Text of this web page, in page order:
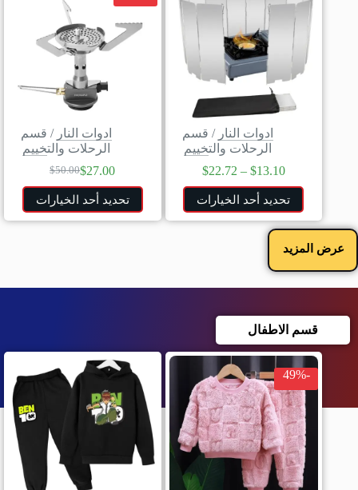
ادوات النار / قسم
الرحلات والتخييم
$13.10
–
$22.72
تحديد أحد الخيارات
ادوات النار / قسم
الرحلات والتخييم
$50.00$27.00
تحديد أحد الخيارات
عرض المزيد
قسم الاطفال
-49%